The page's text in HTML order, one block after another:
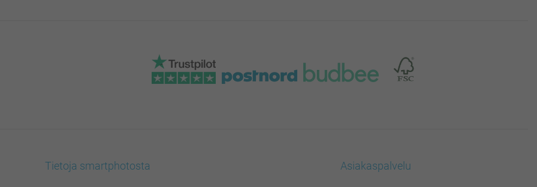
Tietoja smartphotosta Asiakaspalvelu